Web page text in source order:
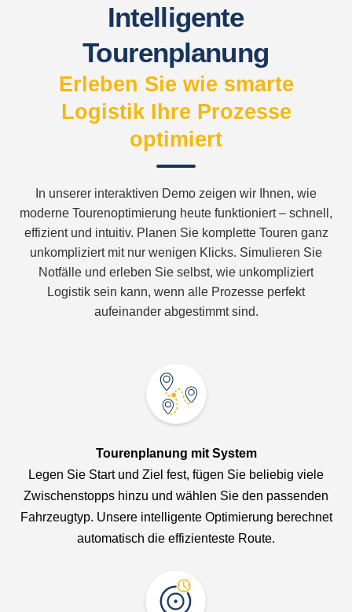
Intelligente
Tourenplanung
Erleben Sie wie smarte
Logistik Ihre Prozesse
optimiert
In unserer interaktiven Demo zeigen wir Ihnen, wie
moderne Tourenoptimierung heute funktioniert – schnell,
effizient und intuitiv. Planen Sie komplette Touren ganz
unkompliziert mit nur wenigen Klicks. Simulieren Sie
Notfälle und erleben Sie selbst, wie unkompliziert
Logistik sein kann, wenn alle Prozesse perfekt
aufeinander abgestimmt sind.
Tourenplanung mit System
Legen Sie Start und Ziel fest, fügen Sie beliebig viele
Zwischenstopps hinzu und wählen Sie den passenden
Fahrzeugtyp. Unsere intelligente Optimierung berechnet
automatisch die effizienteste Route.